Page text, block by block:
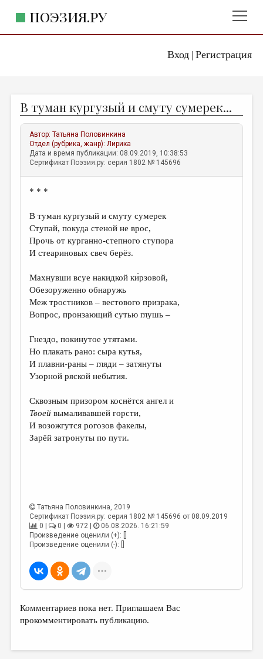
Вход| Регистрация
ПОЭЗИЯ.РУ
ЖАНРЫ
АВТОРЫ
КОММЕНТАРИИ
ЛИТСАЛОН
НОВОСТИ
ПРАВИЛА САЙТА
ОТДЕЛЫ И РУБРИКИ
ИЗБРАННОЕ
ДАЙДЖЕСТ
ПРОИЗВЕДЕНИЯ
ПЕРЕВОДЫ
КОНКУРСЫ
ДЕТСКАЯ КОМНАТА
КНИЖНАЯ ПОЛКА
ОБЗОР ЛИТЕРАТУРЫ
СТРАНИЦЫ ПАМЯТИ
ОБЪЯВЛЕНИЯ
ОТ РЕДАКЦИИ
МАЛАЯ ПРОЗА
ЭССЕИСТИКА
ЛИТЕРАТУРОВЕДЕНИЕ
КУЛЬТУРОВЕДЕНИЕ
ПУБЛИЦИСТИКА
ЦИКЛЫ ПУБЛИКАЦИЙ
В туман кургузый и смуту сумерек...
Автор:Татьяна Половинкина
Отдел (рубрика, жанр):Лирика
Дата и время публикации: 08.09.2019, 10:38:53
Сертификат Поэзия.ру: серия 1802 № 145696
* * *
В туман кургузый и смуту сумерек
Ступай, покуда стеной не врос,
Прочь от курганно-степного ступора
И стеариновых свеч берёз.
Махнувши всуе накидкой ки́рзовой,
Обезоруженно обнаружь
Меж тростников – вестового призрака,
Вопрос, пронзающий сутью глушь –
Гнездо, покинутое утятами.
Но плакать рано: сыра кутья,
И плавни-раны – гляди – затянуты
Узорной ряской небытия.
Сквозным призором коснётся ангел и
Твоей вымаливавшей горсти,
И возожгутся рогозов факелы,
Зарёй затронуты по пути.
Татьяна Половинкина, 2019
Сертификат Поэзия.ру: серия 1802 № 145696 от 08.09.2019
0 |
0 | 972 |
06.08.2026. 16:21:59
Произведение оценили (+): []
Произведение оценили (-): []
Комментариев пока нет. Приглашаем Вас
прокомментировать публикацию.